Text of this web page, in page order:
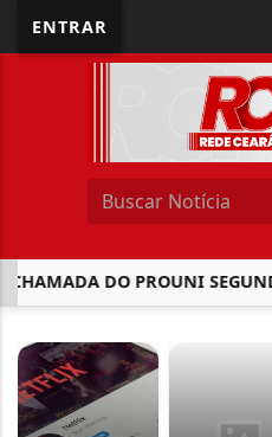
ENTRAR
DO PROUNI